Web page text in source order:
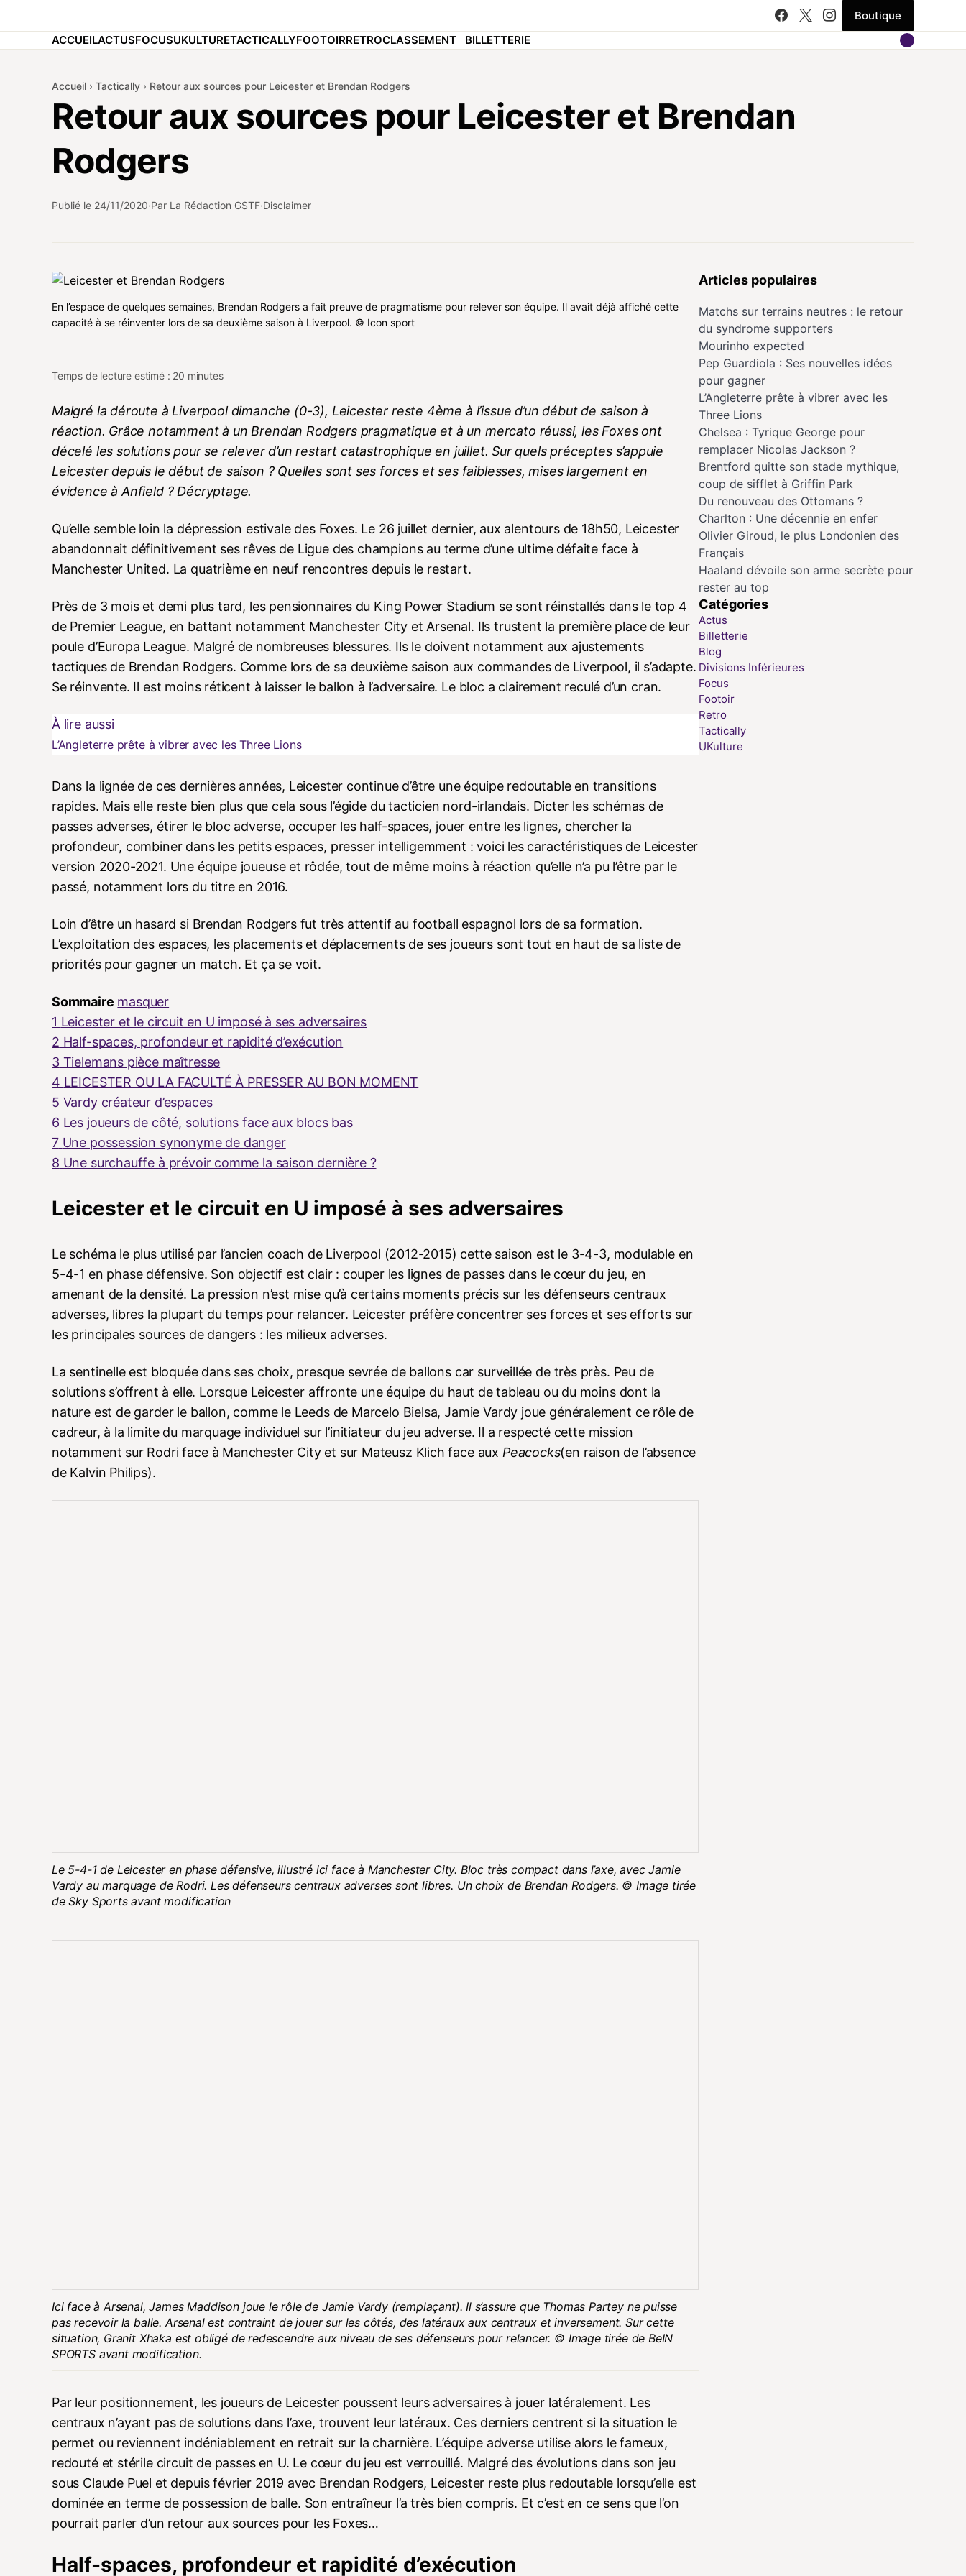
Boutique
ACCUEILACTUSFOCUSUKULTURETACTICALLYFOOTOIRRETROCLASSEMENT BILLETTERIE
Accueil › Tactically › Retour aux sources pour Leicester et Brendan Rodgers
Retour aux sources pour Leicester et Brendan
Rodgers
Publié le 24/11/2020 Par La Rédaction GSTF Disclaimer
En l’espace de quelques semaines, Brendan Rodgers a fait preuve de pragmatisme pour relever son équipe. Il avait déjà affiché cette
capacité à se réinventer lors de sa deuxième saison à Liverpool. © Icon sport
Temps de lecture estimé : 20 minutes
Malgré la déroute à Liverpool dimanche (0-3), Leicester reste 4ème à l’issue d’un début de saison à
réaction. Grâce notamment à un Brendan Rodgers pragmatique et à un mercato réussi, les Foxes ont
décelé les solutions pour se relever d’un restart catastrophique en juillet. Sur quels préceptes s’appuie
Leicester depuis le début de saison ? Quelles sont ses forces et ses faiblesses, mises largement en
évidence à Anfield ? Décryptage.
Qu’elle semble loin la dépression estivale des Foxes. Le 26 juillet dernier, aux alentours de 18h50, Leicester
abandonnait définitivement ses rêves de Ligue des champions au terme d’une ultime défaite face à
Manchester United. La quatrième en neuf rencontres depuis le restart.
Près de 3 mois et demi plus tard, les pensionnaires du King Power Stadium se sont réinstallés dans le top 4
de Premier League, en battant notamment Manchester City et Arsenal. Ils trustent la première place de leur
poule d’Europa League. Malgré de nombreuses blessures. Ils le doivent notamment aux ajustements
tactiques de Brendan Rodgers. Comme lors de sa deuxième saison aux commandes de Liverpool, il s’adapte.
Se réinvente. Il est moins réticent à laisser le ballon à l’adversaire. Le bloc a clairement reculé d’un cran.
À lire aussi
L’Angleterre prête à vibrer avec les Three Lions
Dans la lignée de ces dernières années, Leicester continue d’être une équipe redoutable en transitions
rapides. Mais elle reste bien plus que cela sous l’égide du tacticien nord-irlandais. Dicter les schémas de
passes adverses, étirer le bloc adverse, occuper les half-spaces, jouer entre les lignes, chercher la
profondeur, combiner dans les petits espaces, presser intelligemment : voici les caractéristiques de Leicester
version 2020-2021. Une équipe joueuse et rôdée, tout de même moins à réaction qu’elle n’a pu l’être par le
passé, notamment lors du titre en 2016.
Loin d’être un hasard si Brendan Rodgers fut très attentif au football espagnol lors de sa formation.
L’exploitation des espaces, les placements et déplacements de ses joueurs sont tout en haut de sa liste de
priorités pour gagner un match. Et ça se voit.
Sommaire masquer
1 Leicester et le circuit en U imposé à ses adversaires
2 Half-spaces, profondeur et rapidité d’exécution
3 Tielemans pièce maîtresse
4 LEICESTER OU LA FACULTÉ À PRESSER AU BON MOMENT
5 Vardy créateur d’espaces
6 Les joueurs de côté, solutions face aux blocs bas
7 Une possession synonyme de danger
8 Une surchauffe à prévoir comme la saison dernière ?
Leicester et le circuit en U imposé à ses adversaires
Le schéma le plus utilisé par l’ancien coach de Liverpool (2012-2015) cette saison est le 3-4-3, modulable en
5-4-1 en phase défensive. Son objectif est clair : couper les lignes de passes dans le cœur du jeu, en
amenant de la densité. La pression n’est mise qu’à certains moments précis sur les défenseurs centraux
adverses, libres la plupart du temps pour relancer. Leicester préfère concentrer ses forces et ses efforts sur
les principales sources de dangers : les milieux adverses.
La sentinelle est bloquée dans ses choix, presque sevrée de ballons car surveillée de très près. Peu de
solutions s’offrent à elle. Lorsque Leicester affronte une équipe du haut de tableau ou du moins dont la
nature est de garder le ballon, comme le Leeds de Marcelo Bielsa, Jamie Vardy joue généralement ce rôle de
cadreur, à la limite du marquage individuel sur l’initiateur du jeu adverse. Il a respecté cette mission
notamment sur Rodri face à Manchester City et sur Mateusz Klich face aux Peacocks(en raison de l’absence
de Kalvin Philips).
Le 5-4-1 de Leicester en phase défensive, illustré ici face à Manchester City. Bloc très compact dans l’axe, avec Jamie
Vardy au marquage de Rodri. Les défenseurs centraux adverses sont libres. Un choix de Brendan Rodgers. © Image tirée
de Sky Sports avant modification
Ici face à Arsenal, James Maddison joue le rôle de Jamie Vardy (remplaçant). Il s’assure que Thomas Partey ne puisse
pas recevoir la balle. Arsenal est contraint de jouer sur les côtés, des latéraux aux centraux et inversement. Sur cette
situation, Granit Xhaka est obligé de redescendre aux niveau de ses défenseurs pour relancer. © Image tirée de BeIN
SPORTS avant modification.
Par leur positionnement, les joueurs de Leicester poussent leurs adversaires à jouer latéralement. Les
centraux n’ayant pas de solutions dans l’axe, trouvent leur latéraux. Ces derniers centrent si la situation le
permet ou reviennent indéniablement en retrait sur la charnière. L’équipe adverse utilise alors le fameux,
redouté et stérile circuit de passes en U. Le cœur du jeu est verrouillé. Malgré des évolutions dans son jeu
sous Claude Puel et depuis février 2019 avec Brendan Rodgers, Leicester reste plus redoutable lorsqu’elle est
dominée en terme de possession de balle. Son entraîneur l’a très bien compris. Et c’est en ce sens que l’on
pourrait parler d’un retour aux sources pour les Foxes…
Half-spaces, profondeur et rapidité d’exécution
Articles populaires
Matchs sur terrains neutres : le retour
du syndrome supporters
Mourinho expected
Pep Guardiola : Ses nouvelles idées
pour gagner
L’Angleterre prête à vibrer avec les
Three Lions
Chelsea : Tyrique George pour
remplacer Nicolas Jackson ?
Brentford quitte son stade mythique,
coup de sifflet à Griffin Park
Du renouveau des Ottomans ?
Charlton : Une décennie en enfer
Olivier Giroud, le plus Londonien des
Français
Haaland dévoile son arme secrète pour
rester au top
Catégories
Actus
Billetterie
Blog
Divisions Inférieures
Focus
Footoir
Retro
Tactically
UKulture